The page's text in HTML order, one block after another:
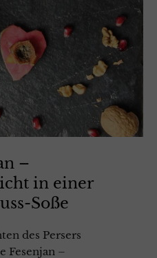
–
in einer
Soße
des Persers
Fesenjan –